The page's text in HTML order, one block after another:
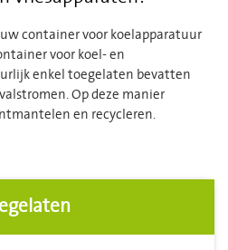
container voor koelapparatuur
voor koel- en
enkel toegelaten bevatten
Op deze manier
en recycleren.